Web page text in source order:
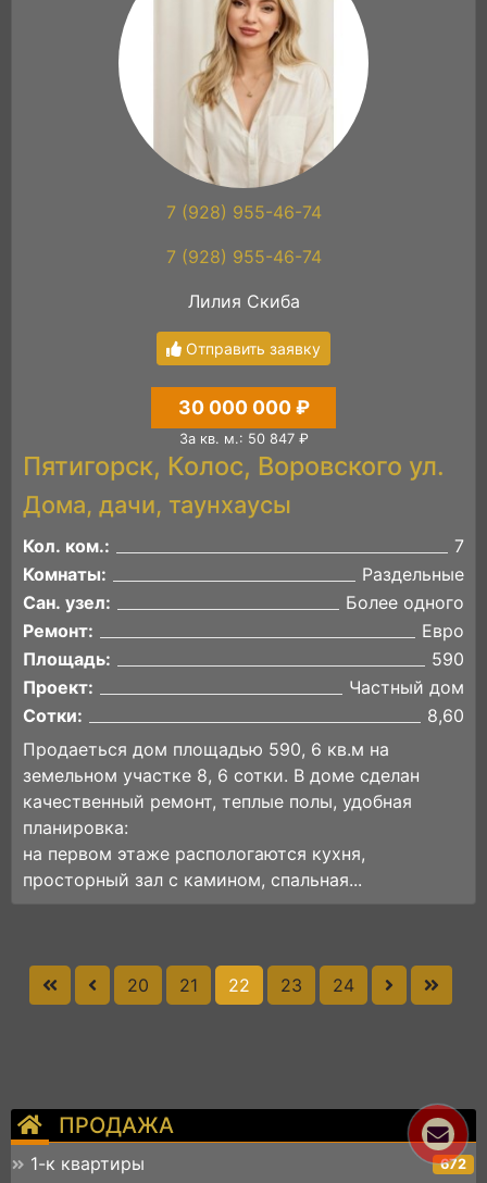
ПРОДАЖА
1-к квартиры 672
7 (928) 955-46-74
7 (928) 955-46-74
Лилия Скиба
Отправить заявку
30 000 000 ₽
За кв. м.: 50 847 ₽
Пятигорск, Колос, Воровского ул.
Дома, дачи, таунхаусы
Кол. ком.:
7
Комнаты:
Раздельные
Сан. узел:
Более одного
Ремонт:
Евро
Площадь:
590
Проект:
Частный дом
Сотки:
8,60
Продаеться дом площадью 590, 6 кв.м на
земельном участке 8, 6 сотки. В доме сделан
качественный ремонт, теплые полы, удобная
планировка:
на первом этаже распологаются кухня,
просторный зал с камином, спальная...
20 21 22 23 24